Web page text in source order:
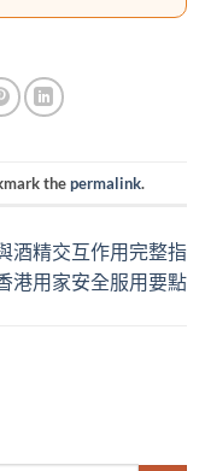
thepermalink.
酒精交互作用完整指
港用家安全服用要點